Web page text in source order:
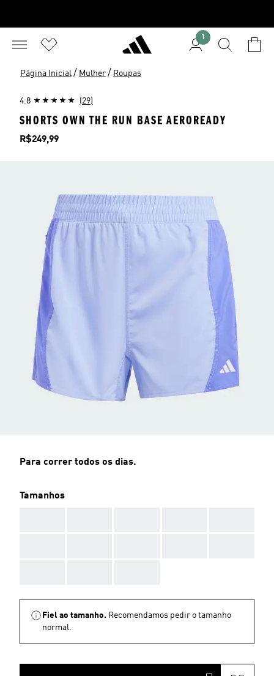
1
Página Inicial / Mulher / Roupas
4.8 (29)
SHORTS OWN THE RUN BASE AEROREADY
Preço
R$249,99
Para correr todos os dias.
Tamanhos
Fiel ao tamanho. Recomendamos pedir o tamanho
normal.